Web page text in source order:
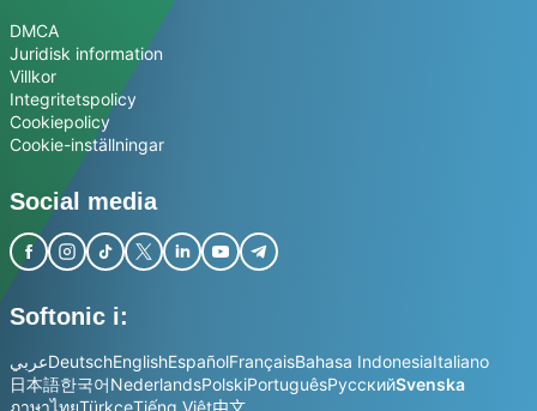
DMCA
Juridisk information
Villkor
Integritetspolicy
Cookiepolicy
Cookie-inställningar
Social media
Softonic i:
عربيDeutschEnglishEspañolFrançaisBahasa IndonesiaItaliano
日本語한국어NederlandsPolskiPortuguêsРусскийSvenska
ภาษาไทยTürkçeTiếng Việt中文